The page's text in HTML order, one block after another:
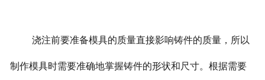
浇注前要准备模具的质量直接影响铸件的质量，所以
制作模具时需要准确地掌握铸件的形状和尺寸。根据需要